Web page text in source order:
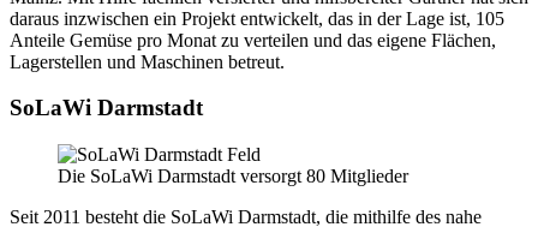
daraus inzwischen ein Projekt entwickelt, das in der Lage ist, 105
Anteile Gemüse pro Monat zu verteilen und das eigene Flächen,
Lagerstellen und Maschinen betreut.
SoLaWi Darmstadt
Die SoLaWi Darmstadt versorgt 80 Mitglieder
Seit 2011 besteht die SoLaWi Darmstadt, die mithilfe des nahe